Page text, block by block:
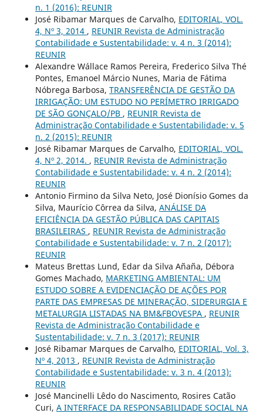
n. 1 (2016): REUNIR
José Ribamar Marques de Carvalho, EDITORIAL, VOL.
4, Nº 3, 2014 , REUNIR Revista de Administração
Contabilidade e Sustentabilidade: v. 4 n. 3 (2014):
REUNIR
Alexandre Wállace Ramos Pereira, Frederico Silva Thé
Pontes, Emanoel Márcio Nunes, Maria de Fátima
Nóbrega Barbosa, TRANSFERÊNCIA DE GESTÃO DA
IRRIGAÇÃO: UM ESTUDO NO PERÍMETRO IRRIGADO
DE SÃO GONÇALO/PB , REUNIR Revista de
Administração Contabilidade e Sustentabilidade: v. 5
n. 2 (2015): REUNIR
José Ribamar Marques de Carvalho, EDITORIAL, VOL.
4, Nº 2, 2014. , REUNIR Revista de Administração
Contabilidade e Sustentabilidade: v. 4 n. 2 (2014):
REUNIR
Antonio Firmino da Silva Neto, José Dionísio Gomes da
Silva, Maurício Côrrea da Silva, ANÁLISE DA
EFICIÊNCIA DA GESTÃO PÚBLICA DAS CAPITAIS
BRASILEIRAS , REUNIR Revista de Administração
Contabilidade e Sustentabilidade: v. 7 n. 2 (2017):
REUNIR
Mateus Brettas Lund, Edar da Silva Añaña, Débora
Gomes Machado, MARKETING AMBIENTAL: UM
ESTUDO SOBRE A EVIDENCIAÇÃO DE AÇÕES POR
PARTE DAS EMPRESAS DE MINERAÇÃO, SIDERURGIA E
METALURGIA LISTADAS NA BM&FBOVESPA , REUNIR
Revista de Administração Contabilidade e
Sustentabilidade: v. 7 n. 3 (2017): REUNIR
José Ribamar Marques de Carvalho, EDITORIAL, Vol. 3,
Nº 4, 2013 , REUNIR Revista de Administração
Contabilidade e Sustentabilidade: v. 3 n. 4 (2013):
REUNIR
José Mancinelli Lêdo do Nascimento, Rosires Catão
Curi, A INTERFACE DA RESPONSABILIDADE SOCIAL NA